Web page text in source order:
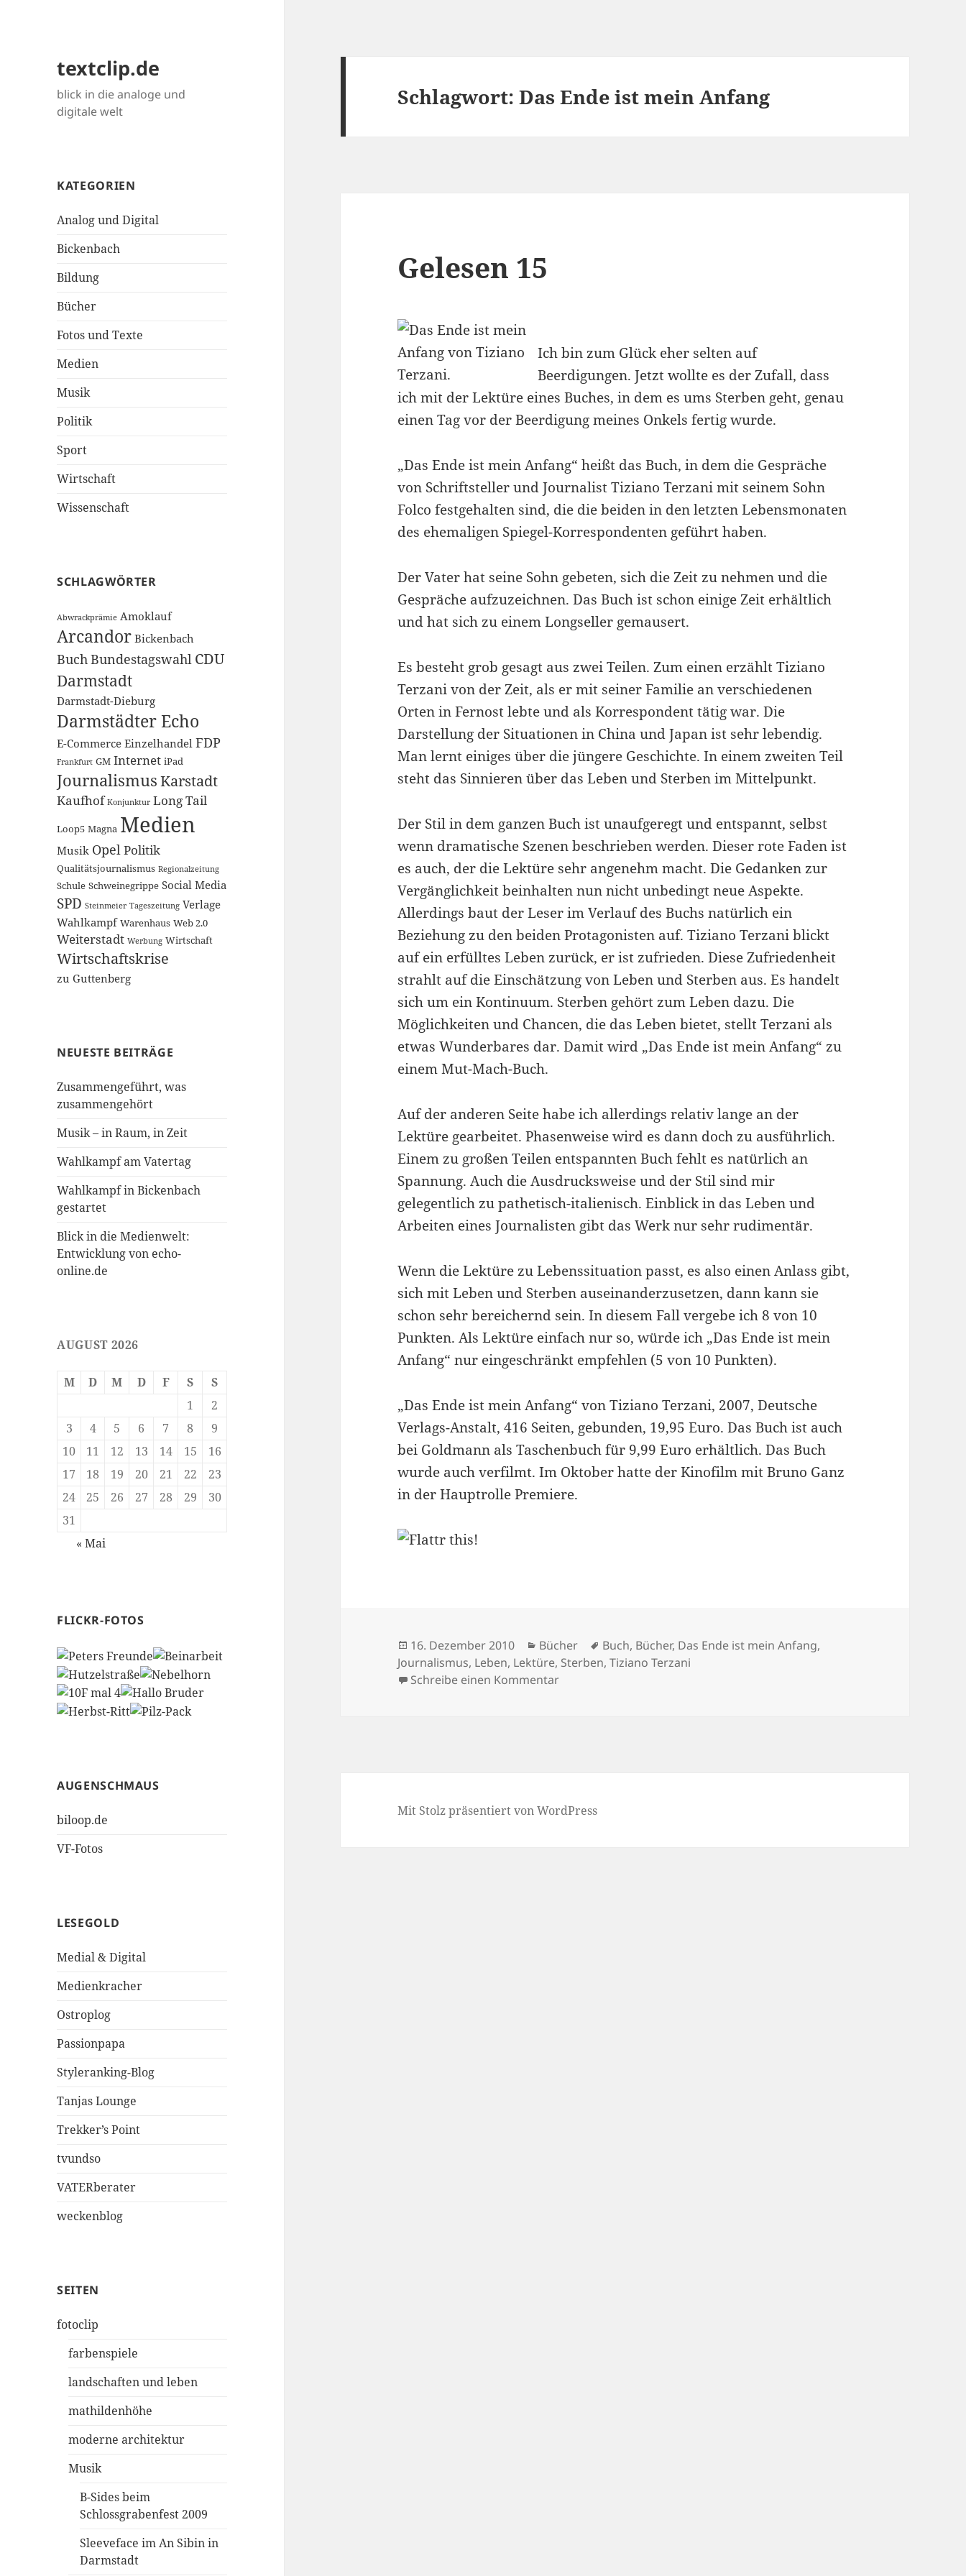
textclip.de
blick in die analoge und
digitale welt
KATEGORIEN
Analog und Digital
Bickenbach
Bildung
Bücher
Fotos und Texte
Medien
Musik
Politik
Sport
Wirtschaft
Wissenschaft
SCHLAGWÖRTER
Abwrackprämie Amoklauf
Arcandor Bickenbach
BuchBundestagswahl CDU
Darmstadt
Darmstadt-Dieburg
Darmstädter Echo
E-Commerce Einzelhandel FDP
Frankfurt GM Internet iPad
JournalismusKarstadt
Kaufhof Konjunktur Long Tail
Loop5 Magna Medien
Musik OpelPolitik
Qualitätsjournalismus Regionalzeitung
Schule Schweinegrippe Social Media
SPD Steinmeier Tageszeitung Verlage
Wahlkampf Warenhaus Web 2.0
Weiterstadt Werbung Wirtschaft
Wirtschaftskrise
zu Guttenberg
NEUESTE BEITRÄGE
Zusammengeführt, was
zusammengehört
Musik – in Raum, in Zeit
Wahlkampf am Vatertag
Wahlkampf in Bickenbach
gestartet
Blick in die Medienwelt:
Entwicklung von echo-
online.de
AUGUST 2026
M D M D F S
S
1
2
3
4 5 6 7 8
9
10
11 12 13 14 15
16
17
18 19 20 21 22
23
24
25 26 27 28 29
30
31
« Mai
FLICKR-FOTOS
AUGENSCHMAUS
biloop.de
VF-Fotos
LESEGOLD
Medial & Digital
Medienkracher
Ostroplog
Passionpapa
Styleranking-Blog
Tanjas Lounge
Trekker’s Point
tvundso
VATERberater
weckenblog
SEITEN
fotoclip
farbenspiele
landschaften und leben
mathildenhöhe
moderne architektur
Musik
B-Sides beim
Schlossgrabenfest 2009
Sleeveface im An Sibin in
Darmstadt
Schlagwort:Das Ende ist mein Anfang
Gelesen 15
Ich bin zum Glück eher selten auf
Beerdigungen. Jetzt wollte es der Zufall, dass
ich mit der Lektüre eines Buches, in dem es ums Sterben geht, genau
einen Tag vor der Beerdigung meines Onkels fertig wurde.
„Das Ende ist mein Anfang“ heißt das Buch, in dem die Gespräche
von Schriftsteller und Journalist Tiziano Terzani mit seinem Sohn
Folco festgehalten sind, die die beiden in den letzten Lebensmonaten
des ehemaligen Spiegel-Korrespondenten geführt haben.
Der Vater hat seine Sohn gebeten, sich die Zeit zu nehmen und die
Gespräche aufzuzeichnen. Das Buch ist schon einige Zeit erhältlich
und hat sich zu einem Longseller gemausert.
Es besteht grob gesagt aus zwei Teilen. Zum einen erzählt Tiziano
Terzani von der Zeit, als er mit seiner Familie an verschiedenen
Orten in Fernost lebte und als Korrespondent tätig war. Die
Darstellung der Situationen in China und Japan ist sehr lebendig.
Man lernt einiges über die jüngere Geschichte. In einem zweiten Teil
steht das Sinnieren über das Leben und Sterben im Mittelpunkt.
Der Stil in dem ganzen Buch ist unaufgeregt und entspannt, selbst
wenn dramatische Szenen beschrieben werden. Dieser rote Faden ist
es auch, der die Lektüre sehr angenehm macht. Die Gedanken zur
Vergänglichkeit beinhalten nun nicht unbedingt neue Aspekte.
Allerdings baut der Leser im Verlauf des Buchs natürlich ein
Beziehung zu den beiden Protagonisten auf. Tiziano Terzani blickt
auf ein erfülltes Leben zurück, er ist zufrieden. Diese Zufriedenheit
strahlt auf die Einschätzung von Leben und Sterben aus. Es handelt
sich um ein Kontinuum. Sterben gehört zum Leben dazu. Die
Möglichkeiten und Chancen, die das Leben bietet, stellt Terzani als
etwas Wunderbares dar. Damit wird „Das Ende ist mein Anfang“ zu
einem Mut-Mach-Buch.
Auf der anderen Seite habe ich allerdings relativ lange an der
Lektüre gearbeitet. Phasenweise wird es dann doch zu ausführlich.
Einem zu großen Teilen entspannten Buch fehlt es natürlich an
Spannung. Auch die Ausdrucksweise und der Stil sind mir
gelegentlich zu pathetisch-italienisch. Einblick in das Leben und
Arbeiten eines Journalisten gibt das Werk nur sehr rudimentär.
Wenn die Lektüre zu Lebenssituation passt, es also einen Anlass gibt,
sich mit Leben und Sterben auseinanderzusetzen, dann kann sie
schon sehr bereichernd sein. In diesem Fall vergebe ich 8 von 10
Punkten. Als Lektüre einfach nur so, würde ich „Das Ende ist mein
Anfang“ nur eingeschränkt empfehlen (5 von 10 Punkten).
„Das Ende ist mein Anfang“ von Tiziano Terzani, 2007, Deutsche
Verlags-Anstalt, 416 Seiten, gebunden, 19,95 Euro. Das Buch ist auch
bei Goldmann als Taschenbuch für 9,99 Euro erhältlich. Das Buch
wurde auch verfilmt. Im Oktober hatte der Kinofilm mit Bruno Ganz
in der Hauptrolle Premiere.
Veröffentlicht
am
16. Dezember 2010 Kategorien
Bücher Schlagwörter
Buch, Bücher, Das Ende ist mein Anfang,
Journalismus, Leben, Lektüre, Sterben,Tiziano Terzani
Schreibe einen Kommentarzu Gelesen 15
Mit Stolz präsentiert von WordPress